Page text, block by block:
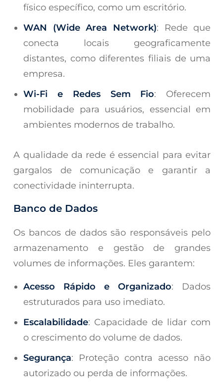
físico específico, como um escritório.
WAN (Wide Area Network): Rede que
conecta locais geograficamente
distantes, como diferentes filiais de uma
empresa.
Wi-Fi e Redes Sem Fio: Oferecem
mobilidade para usuários, essencial em
ambientes modernos de trabalho.
A qualidade da rede é essencial para evitar
gargalos de comunicação e garantir a
conectividade ininterrupta.
Banco de Dados
Os bancos de dados são responsáveis pelo
armazenamento e gestão de grandes
volumes de informações. Eles garantem:
Acesso Rápido e Organizado: Dados
estruturados para uso imediato.
Escalabilidade: Capacidade de lidar com
o crescimento do volume de dados.
Segurança: Proteção contra acesso não
autorizado ou perda de informações.